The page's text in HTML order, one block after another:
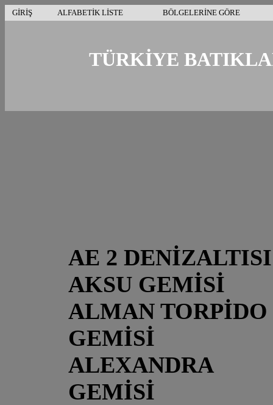
GİRİŞ ALFABETİK LİSTE BÖLGELERİNE GÖRE
TÜRKİYE
AE 2 DENİZALTISI
AKSU GEMİSİ
ALMAN TORPİDO
GEMİSİ
ALEXANDRA
GEMİSİ